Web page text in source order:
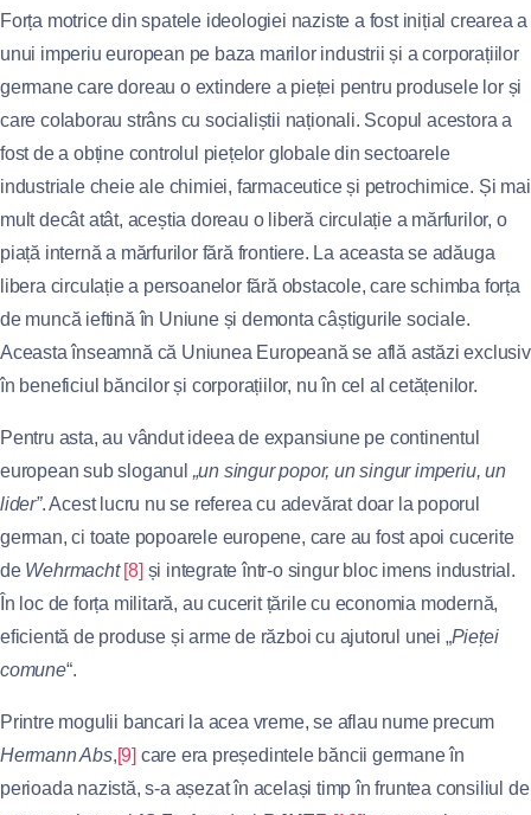
Forța motrice din spatele ideologiei naziste a fost inițial crearea a
unui imperiu european pe baza marilor industrii și a corporațiilor
germane care doreau o extindere a pieței pentru produsele lor și
care colaborau strâns cu socialiștii naționali. Scopul acestora a
fost de a obține controlul piețelor globale din sectoarele
industriale cheie ale chimiei, farmaceutice și petrochimice. Și mai
mult decât atât, aceștia doreau o liberă circulație a mărfurilor, o
piață internă a mărfurilor fără frontiere. La aceasta se adăuga
libera circulație a persoanelor fără obstacole, care schimba forța
de muncă ieftină în Uniune și demonta câștigurile sociale.
Aceasta înseamnă că Uniunea Europeană se află astăzi exclusiv
în beneficiul băncilor și corporațiilor, nu în cel al cetățenilor.
Pentru asta, au vândut ideea de expansiune pe continentul
european sub sloganul „un singur popor, un singur imperiu, un
lider”. Acest lucru nu se referea cu adevărat doar la poporul
german, ci toate popoarele europene, care au fost apoi cucerite
de Wehrmacht [8] și integrate într-o singur bloc imens industrial.
În loc de forța militară, au cucerit țările cu economia modernă,
eficientă de produse și arme de război cu ajutorul unei „Pieței
comune“.
Printre mogulii bancari la acea vreme, se aflau nume precum
Hermann Abs,[9] care era președintele băncii germane în
perioada nazistă, s-a așezat în același timp în fruntea consiliul de